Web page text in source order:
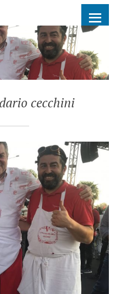
IZGARA,
cecchini